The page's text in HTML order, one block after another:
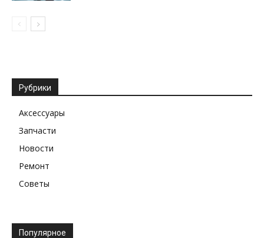
Рубрики
Аксессуары
Запчасти
Новости
Ремонт
Советы
Популярное